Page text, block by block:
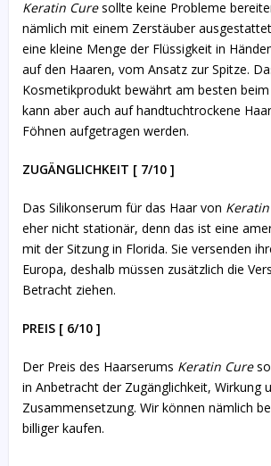
Keratin Curesollte keine Probleme
nämlich mit einem Zerstäuber
eine kleine Menge der Flüssigkeit in
auf den Haaren, vom Ansatz zur Spitze.
Kosmetikprodukt bewährt am besten
kann aber auch auf handtuchtrockene
Föhnen aufgetragen werden.
ZUGÄNGLICHKEIT [ 7/10 ]
Das Silikonserum für das Haar von
eher nicht stationär, denn das ist eine
mit der Sitzung in Florida. Sie versenden
Europa, deshalb müssen zusätzlich die
Betracht ziehen.
PREIS [ 6/10 ]
Der Preis des Haarserums Keratin Cure
in Anbetracht der Zugänglichkeit, Wirkung
Zusammensetzung. Wir können nämlich
billiger kaufen.